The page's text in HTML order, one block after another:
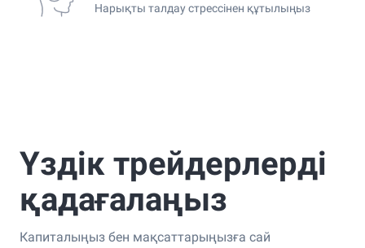
Нарықты талдау стрессінен құтылыңыз
Үздік трейдерлерді
қадағалаңыз
Капиталыңыз бен мақсаттарыңызға сай